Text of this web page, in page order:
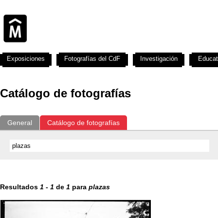
Catálogo de fotografías
General Catálogo de fotografías
Resultados 1 - 1 de 1 para plazas
Exposiciones Fotografías del CdF Investigación